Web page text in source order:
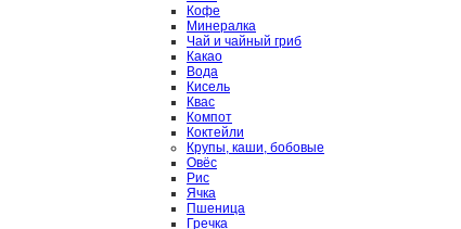
Кофе
Минералка
Чай и чайный гриб
Какао
Вода
Кисель
Квас
Компот
Коктейли
Крупы, каши, бобовые
Овёс
Рис
Ячка
Пшеница
Гречка